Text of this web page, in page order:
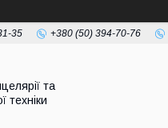
35 +380 (50) 394-70-76
та
техніки